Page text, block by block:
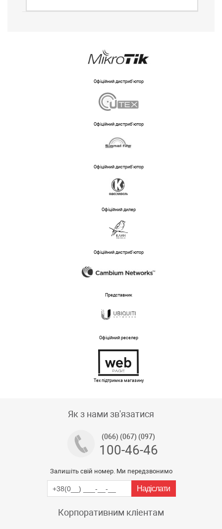
Офіційний дистриб'ютор
Офіційний дистриб'ютор
Офіційний дистриб'ютор
Офіційний дилер
Офіційний дистриб'ютор
Представник
Офіційний реселер
Тех підтримка магазину
Як з нами зв'язатися
(066) (067) (097)
100-46-46
Залишіть свій номер. Ми передзвонимо
Корпоративним кліентам